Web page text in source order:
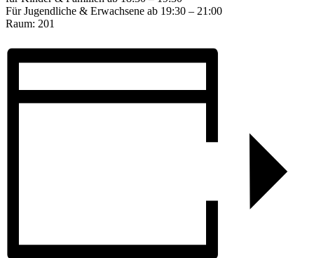
Für Jugendliche & Erwachsene ab 19:30 – 21:00
Raum: 201